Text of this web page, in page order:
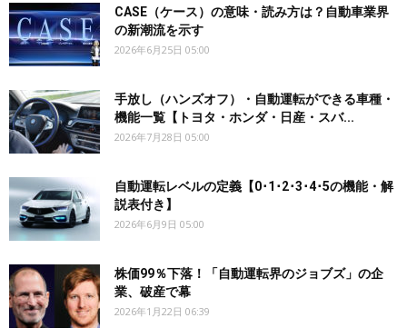
CASE（ケース）の意味・読み方は？自動車業界
の新潮流を示す
2026年6月25日 05:00
手放し（ハンズオフ）・自動運転ができる車種・
機能一覧【トヨタ・ホンダ・日産・スバ...
2026年7月28日 05:00
自動運転レベルの定義【0･1･2･3･4･5の機能・解
説表付き】
2026年6月9日 05:00
株価99％下落！「自動運転界のジョブズ」の企
業、破産で幕
2026年1月22日 06:39